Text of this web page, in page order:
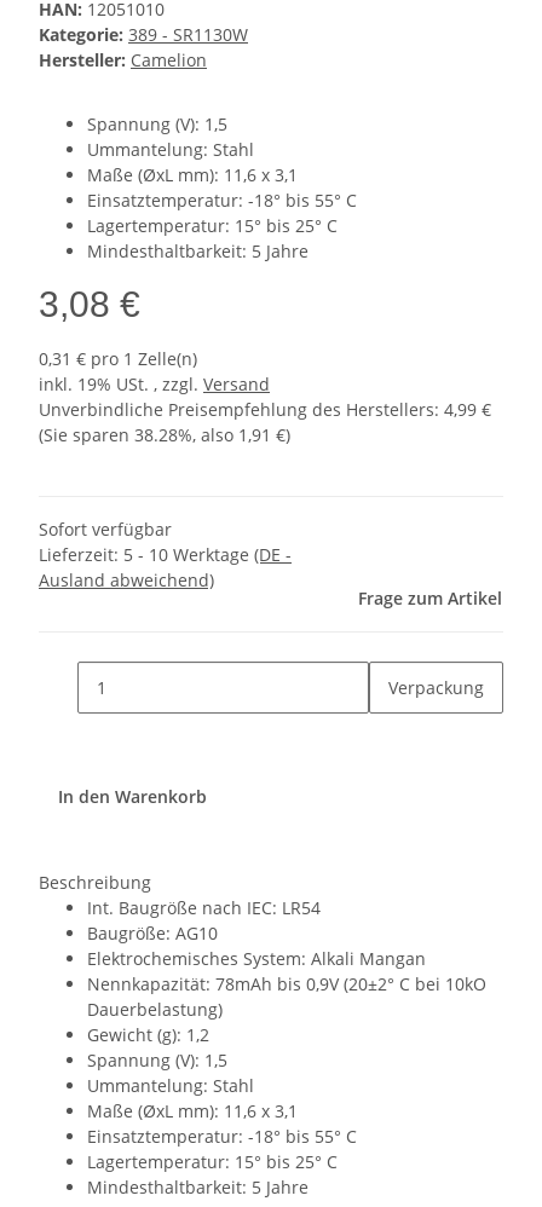
HAN: 12051010
Kategorie: 389 - SR1130W
Hersteller: Camelion
Spannung (V): 1,5
Ummantelung: Stahl
Maße (ØxL mm): 11,6 x 3,1
Einsatztemperatur: -18° bis 55° C
Lagertemperatur: 15° bis 25° C
Mindesthaltbarkeit: 5 Jahre
3,08 €
0,31 € pro 1 Zelle(n)
inkl. 19% USt. , zzgl. Versand
Unverbindliche Preisempfehlung des Herstellers: 4,99 €
(Sie sparen 38.28%, also 1,91 €)
Sofort verfügbar
Lieferzeit: 5 - 10 Werktage (DE -
Ausland abweichend)
Frage zum Artikel
Verpackung
In den Warenkorb
Beschreibung
Int. Baugröße nach IEC: LR54
Baugröße: AG10
Elektrochemisches System: Alkali Mangan
Nennkapazität: 78mAh bis 0,9V (20±2° C bei 10kO
Dauerbelastung)
Gewicht (g): 1,2
Spannung (V): 1,5
Ummantelung: Stahl
Maße (ØxL mm): 11,6 x 3,1
Einsatztemperatur: -18° bis 55° C
Lagertemperatur: 15° bis 25° C
Mindesthaltbarkeit: 5 Jahre